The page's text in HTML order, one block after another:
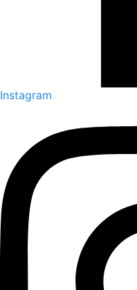
Instagram